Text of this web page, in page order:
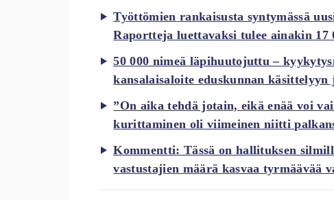
Työttömien rankaisusta syntymässä
Raportteja luettavaksi tulee ainakin 17
50 000 nimeä läpihuutojuttu –
kansalaisaloite eduskunnan käsittelyyn
”On aika tehdä jotain, eikä enää voi
kurittaminen oli viimeinen niitti
Kommentti: Tässä on hallituksen
vastustajien määrä kasvaa tyrmäävää